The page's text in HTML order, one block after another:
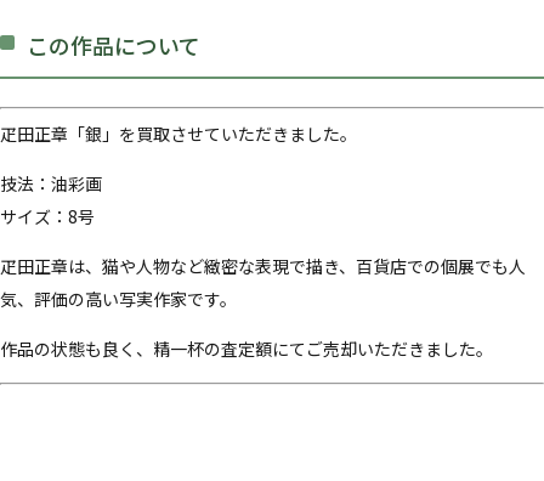
この作品について
疋田正章「銀」を買取させていただきました。
技法：油彩画
サイズ：8号
疋田正章は、猫や人物など緻密な表現で描き、百貨店での個展でも人
気、評価の高い写実作家です。
作品の状態も良く、精一杯の査定額にてご売却いただきました。